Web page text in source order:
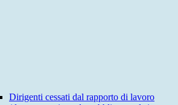
Dirigenti cessati dal rapporto di lavoro